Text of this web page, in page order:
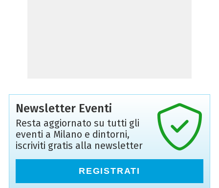
Newsletter Eventi
Resta aggiornato su tutti gli
eventi a Milano e dintorni,
iscriviti gratis alla newsletter
REGISTRATI